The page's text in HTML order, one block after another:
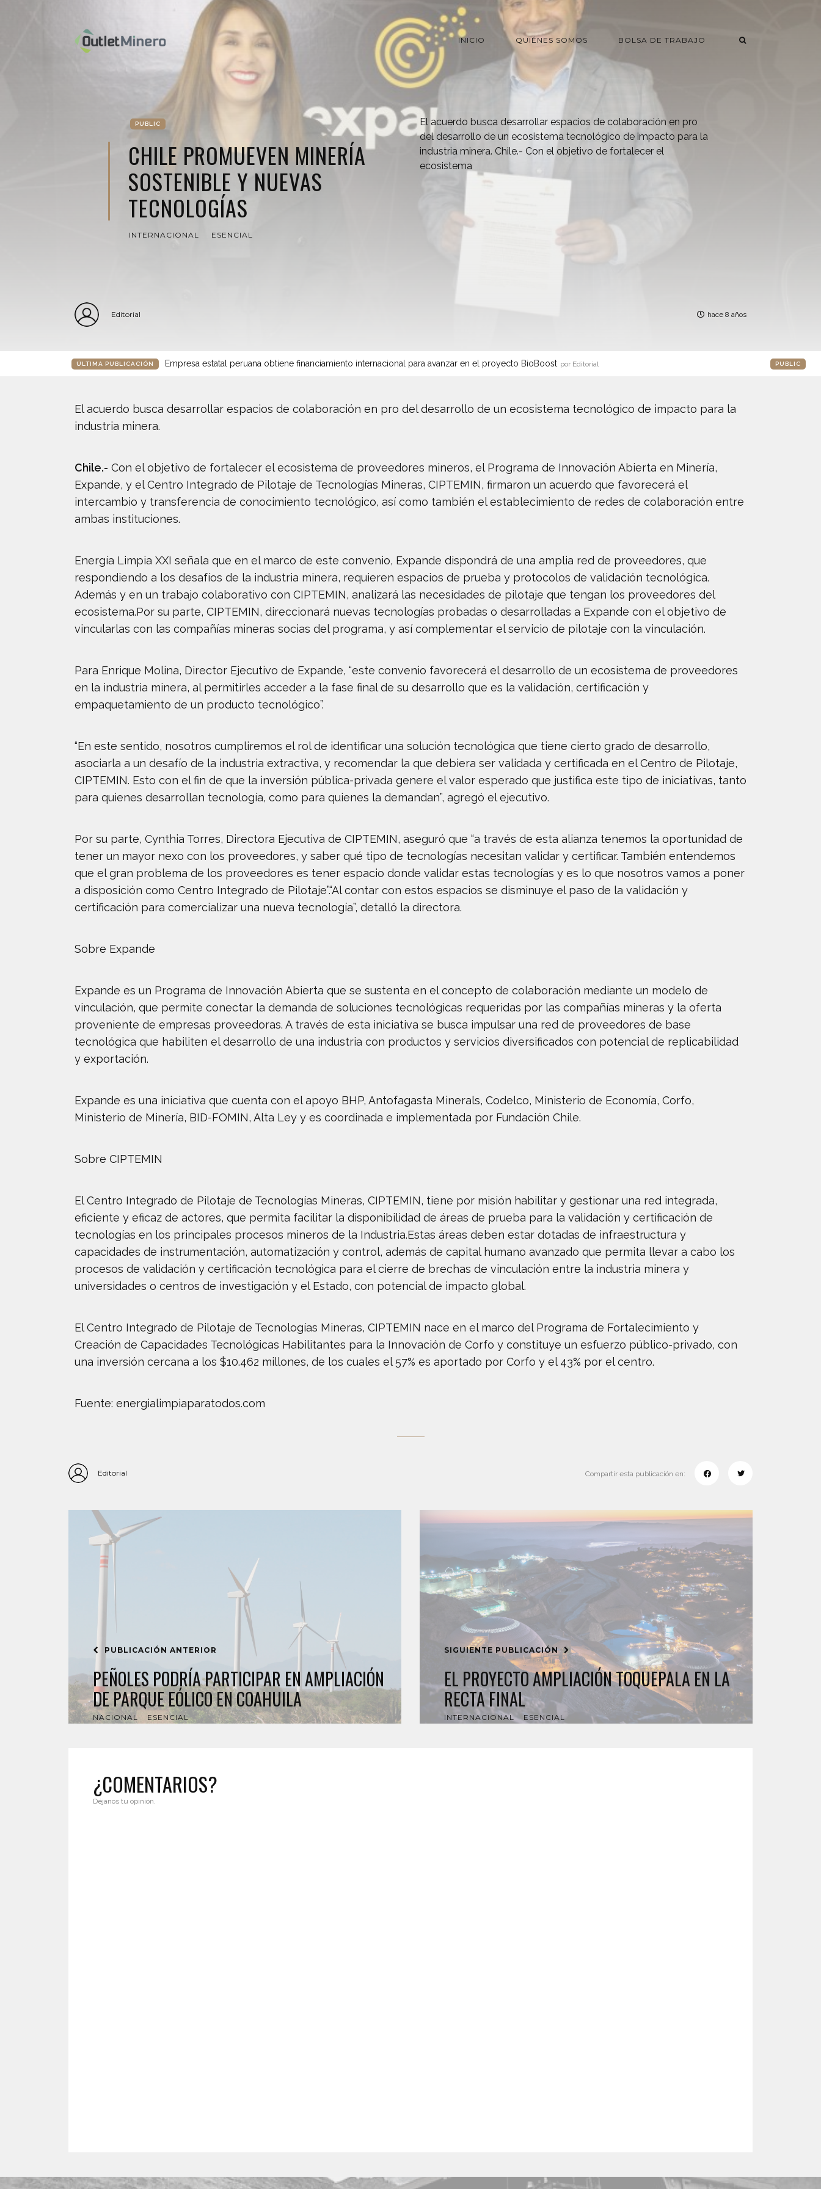
INICIO QUIÉNES SOMOS BOLSA DE TRABAJO
PUBLIC
CHILE PROMUEVEN MINERÍA
SOSTENIBLE Y NUEVAS
TECNOLOGÍAS
INTERNACIONAL ESENCIAL
El acuerdo busca desarrollar espacios de colaboración en pro
del desarrollo de un ecosistema tecnológico de impacto para la
industria minera. Chile.- Con el objetivo de fortalecer el
ecosistema
Editorial hace 8 años
ÚLTIMA PUBLICACIÓN Empresa estatal peruana obtiene financiamiento internacional para avanzar en el proyecto BioBoost por Editorial PUBLIC
El acuerdo busca desarrollar espacios de colaboración en pro del desarrollo de un ecosistema tecnológico de impacto para la
industria minera.
Chile.- Con el objetivo de fortalecer el ecosistema de proveedores mineros, el Programa de Innovación Abierta en Minería,
Expande, y el Centro Integrado de Pilotaje de Tecnologías Mineras, CIPTEMIN, firmaron un acuerdo que favorecerá el
intercambio y transferencia de conocimiento tecnológico, así como también el establecimiento de redes de colaboración entre
ambas instituciones.
Energía Limpia XXI señala que en el marco de este convenio, Expande dispondrá de una amplia red de proveedores, que
respondiendo a los desafíos de la industria minera, requieren espacios de prueba y protocolos de validación tecnológica.
Además y en un trabajo colaborativo con CIPTEMIN, analizará las necesidades de pilotaje que tengan los proveedores del
ecosistema.Por su parte, CIPTEMIN, direccionará nuevas tecnologías probadas o desarrolladas a Expande con el objetivo de
vincularlas con las compañías mineras socias del programa, y así complementar el servicio de pilotaje con la vinculación.
Para Enrique Molina, Director Ejecutivo de Expande, “este convenio favorecerá el desarrollo de un ecosistema de proveedores
en la industria minera, al permitirles acceder a la fase final de su desarrollo que es la validación, certificación y
empaquetamiento de un producto tecnológico”.
“En este sentido, nosotros cumpliremos el rol de identificar una solución tecnológica que tiene cierto grado de desarrollo,
asociarla a un desafío de la industria extractiva, y recomendar la que debiera ser validada y certificada en el Centro de Pilotaje,
CIPTEMIN. Esto con el fin de que la inversión pública-privada genere el valor esperado que justifica este tipo de iniciativas, tanto
para quienes desarrollan tecnología, como para quienes la demandan”, agregó el ejecutivo.
Por su parte, Cynthia Torres, Directora Ejecutiva de CIPTEMIN, aseguró que “a través de esta alianza tenemos la oportunidad de
tener un mayor nexo con los proveedores, y saber qué tipo de tecnologías necesitan validar y certificar. También entendemos
que el gran problema de los proveedores es tener espacio donde validar estas tecnologías y es lo que nosotros vamos a poner
a disposición como Centro Integrado de Pilotaje”.“Al contar con estos espacios se disminuye el paso de la validación y
certificación para comercializar una nueva tecnología”, detalló la directora.
Sobre Expande
Expande es un Programa de Innovación Abierta que se sustenta en el concepto de colaboración mediante un modelo de
vinculación, que permite conectar la demanda de soluciones tecnológicas requeridas por las compañías mineras y la oferta
proveniente de empresas proveedoras. A través de esta iniciativa se busca impulsar una red de proveedores de base
tecnológica que habiliten el desarrollo de una industria con productos y servicios diversificados con potencial de replicabilidad
y exportación.
Expande es una iniciativa que cuenta con el apoyo BHP, Antofagasta Minerals, Codelco, Ministerio de Economía, Corfo,
Ministerio de Minería, BID-FOMIN, Alta Ley y es coordinada e implementada por Fundación Chile.
Sobre CIPTEMIN
El Centro Integrado de Pilotaje de Tecnologías Mineras, CIPTEMIN, tiene por misión habilitar y gestionar una red integrada,
eficiente y eficaz de actores, que permita facilitar la disponibilidad de áreas de prueba para la validación y certificación de
tecnologías en los principales procesos mineros de la Industria.Estas áreas deben estar dotadas de infraestructura y
capacidades de instrumentación, automatización y control, además de capital humano avanzado que permita llevar a cabo los
procesos de validación y certificación tecnológica para el cierre de brechas de vinculación entre la industria minera y
universidades o centros de investigación y el Estado, con potencial de impacto global.
El Centro Integrado de Pilotaje de Tecnologías Mineras, CIPTEMIN nace en el marco del Programa de Fortalecimiento y
Creación de Capacidades Tecnológicas Habilitantes para la Innovación de Corfo y constituye un esfuerzo público-privado, con
una inversión cercana a los $10.462 millones, de los cuales el 57% es aportado por Corfo y el 43% por el centro.
Fuente: energialimpiaparatodos.com
Editorial Compartir esta publicación en:
PUBLICACIÓN ANTERIOR
PEÑOLES PODRÍA PARTICIPAR EN AMPLIACIÓN
DE PARQUE EÓLICO EN COAHUILA
NACIONAL ESENCIAL
SIGUIENTE PUBLICACIÓN
EL PROYECTO AMPLIACIÓN TOQUEPALA EN LA
RECTA FINAL
INTERNACIONAL ESENCIAL
¿COMENTARIOS?
Déjanos tu opinión.